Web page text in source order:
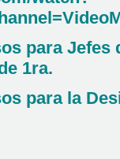
para Jefes
1ra.
para la